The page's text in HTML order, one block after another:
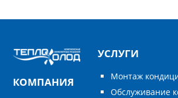
КОМПАНИЯ
УСЛУГИ
Монтаж
Обслуживание